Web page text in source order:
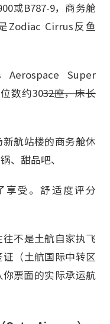
或B787-9，商务舱
Zodiac Cirrus反鱼
Super
数约3032座，床长
航站楼的商务舱休
甜品吧、
享受。舒适度评分
不是土航自家执飞
（土航国际中转区
票面的实际承运航